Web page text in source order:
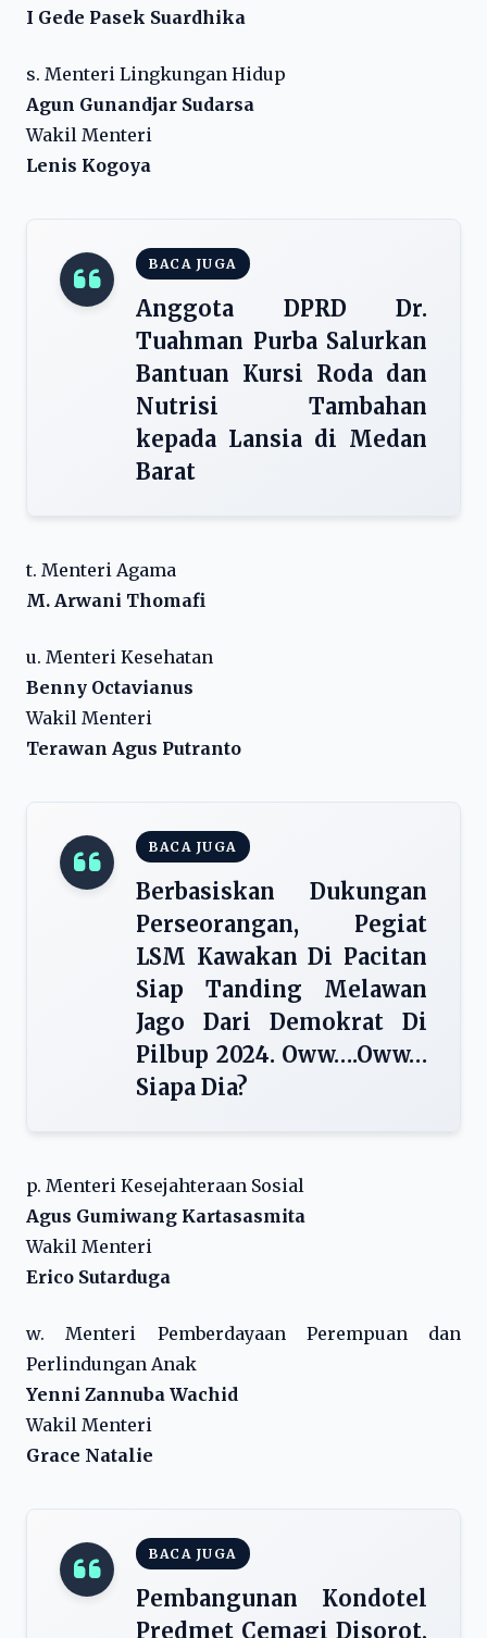
I Gede Pasek Suardhika
s. Menteri Lingkungan Hidup
Agun Gunandjar Sudarsa
Wakil Menteri
Lenis Kogoya
BACA JUGA
Anggota DPRD Dr.
Tuahman Purba Salurkan
Bantuan Kursi Roda dan
Nutrisi Tambahan
kepada Lansia di Medan
Barat
t. Menteri Agama
M. Arwani Thomafi
u. Menteri Kesehatan
Benny Octavianus
Wakil Menteri
Terawan Agus Putranto
BACA JUGA
Berbasiskan Dukungan
Perseorangan, Pegiat
LSM Kawakan Di Pacitan
Siap Tanding Melawan
Jago Dari Demokrat Di
Pilbup 2024. Oww….Oww…
Siapa Dia?
p. Menteri Kesejahteraan Sosial
Agus Gumiwang Kartasasmita
Wakil Menteri
Erico Sutarduga
w. Menteri Pemberdayaan Perempuan dan
Perlindungan Anak
Yenni Zannuba Wachid
Wakil Menteri
Grace Natalie
BACA JUGA
Pembangunan Kondotel
Predmet Cemagi Disorot,